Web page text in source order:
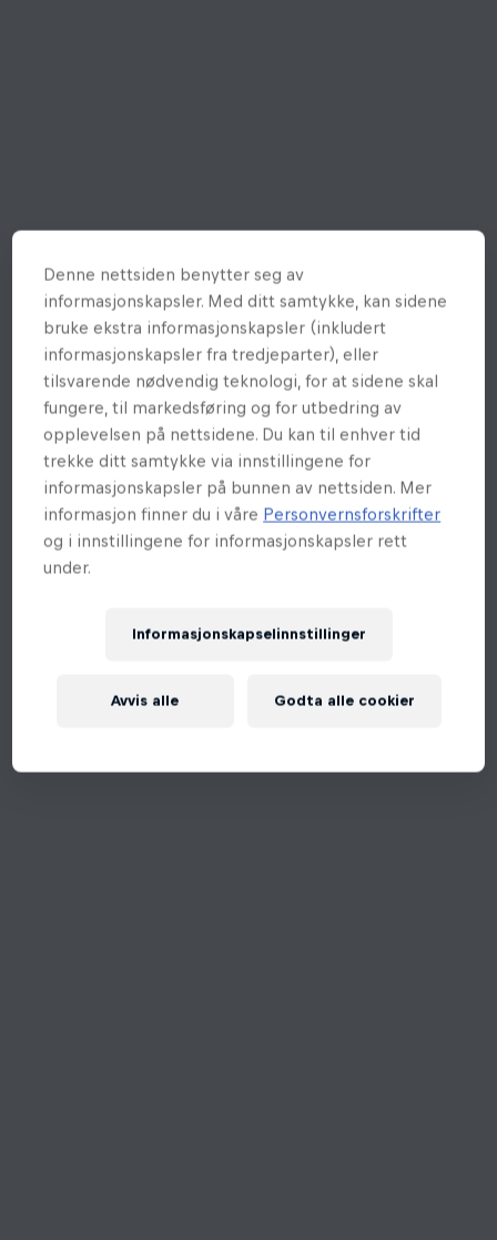
Denne nettsiden benytter seg av
informasjonskapsler. Med ditt samtykke, kan sidene
bruke ekstra informasjonskapsler (inkludert
informasjonskapsler fra tredjeparter), eller
tilsvarende nødvendig teknologi, for at sidene skal
fungere, til markedsføring og for utbedring av
opplevelsen på nettsidene. Du kan til enhver tid
trekke ditt samtykke via innstillingene for
informasjonskapsler på bunnen av nettsiden. Mer
informasjon finner du i våre Personvernsforskrifter
og i innstillingene for informasjonskapsler rett
under.
Informasjonskapselinnstillinger
Avvis alle Godta alle cookier